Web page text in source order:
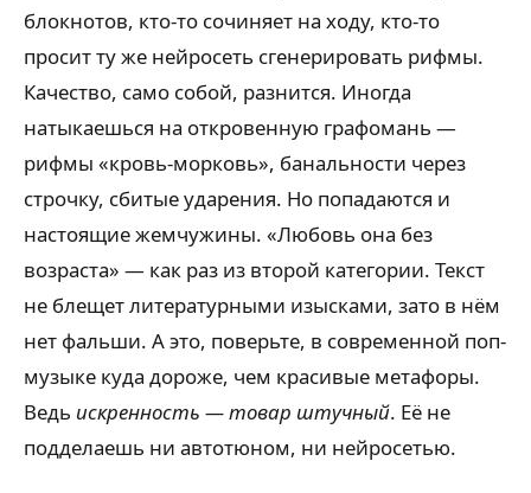
блокнотов, кто-то сочиняет на ходу, кто-то
просит ту же нейросеть сгенерировать рифмы.
Качество, само собой, разнится. Иногда
натыкаешься на откровенную графомань —
рифмы «кровь-морковь», банальности через
строчку, сбитые ударения. Но попадаются и
настоящие жемчужины. «Любовь она без
возраста» — как раз из второй категории. Текст
не блещет литературными изысками, зато в нём
нет фальши. А это, поверьте, в современной поп-
музыке куда дороже, чем красивые метафоры.
Ведь искренность — товар штучный. Её не
подделаешь ни автотюном, ни нейросетью.